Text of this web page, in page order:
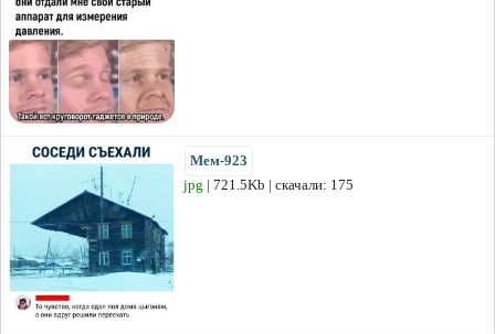
Мем-923
jpg | 721.5Kb | скачали: 175